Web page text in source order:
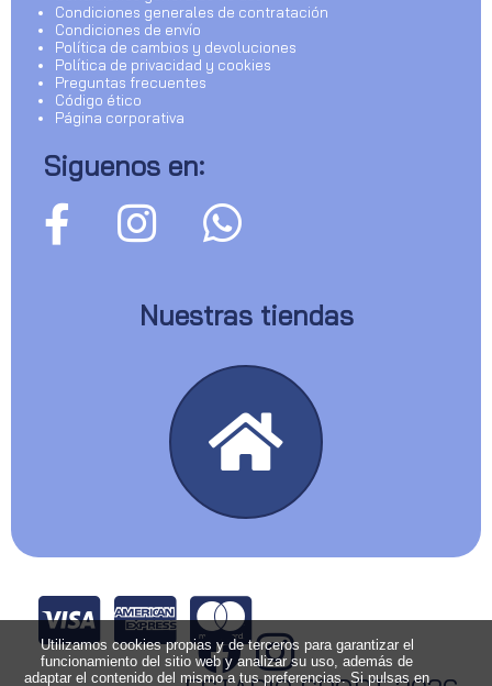
Condiciones generales de contratación
Condiciones de envío
Política de cambios y devoluciones
Política de privacidad y cookies
Preguntas frecuentes
Código ético
Página corporativa
Siguenos en:
Nuestras tiendas
Utilizamos cookies propias y de terceros para garantizar el
funcionamiento del sitio web y analizar su uso, además de
adaptar el contenido del mismo a tus preferencias. Si pulsas en